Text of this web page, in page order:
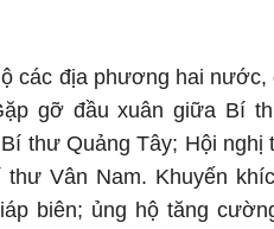
các địa phương hai
gỡ đầu xuân giữa Bí
thư Quảng Tây; Hội
thư Vân Nam. Khuyến
biên; ủng hộ tăng